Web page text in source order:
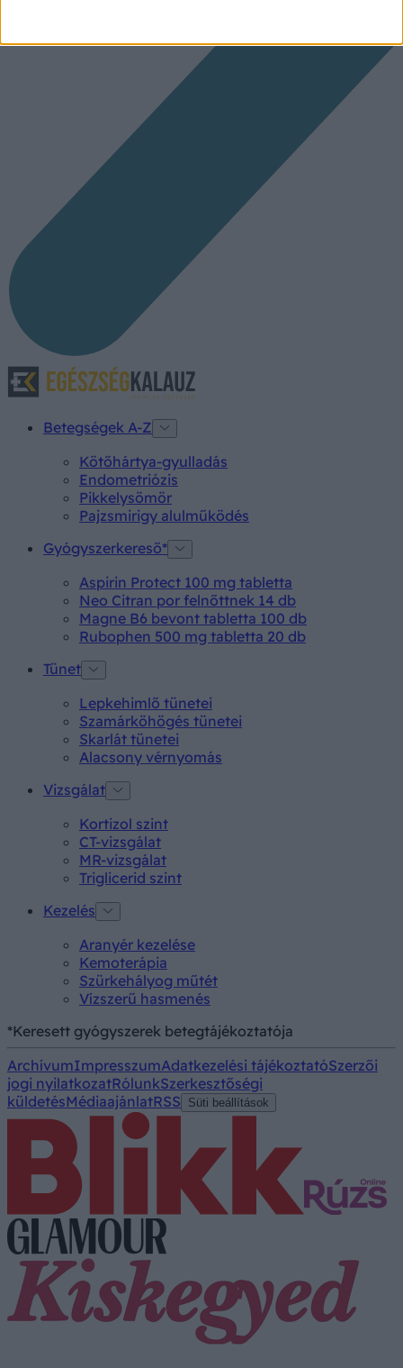
Betegségek A-Z
Kötőhártya-gyulladás
Endometriózis
Pikkelysömör
Pajzsmirigy alulműködés
Gyógyszerkereső*
Aspirin Protect 100 mg tabletta
Neo Citran por felnőttnek 14 db
Magne B6 bevont tabletta 100 db
Rubophen 500 mg tabletta 20 db
Tünet
Lepkehimlő tünetei
Szamárköhögés tünetei
Skarlát tünetei
Alacsony vérnyomás
Vizsgálat
Kortizol szint
CT-vizsgálat
MR-vizsgálat
Triglicerid szint
Kezelés
Aranyér kezelése
Kemoterápia
Szürkehályog műtét
Vízszerű hasmenés
*Keresett gyógyszerek betegtájékoztatója
ArchívumImpresszumAdatkezelési tájékoztatóSzerzői
jogi nyilatkozatRólunkSzerkesztőségi
küldetésMédiaajánlatRSS Süti beállítások